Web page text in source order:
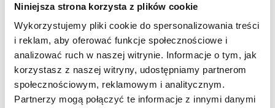
Niniejsza strona korzysta z plików cookie
Wykorzystujemy pliki cookie do spersonalizowania treści
i reklam, aby oferować funkcje społecznościowe i
analizować ruch w naszej witrynie. Informacje o tym, jak
korzystasz z naszej witryny, udostępniamy partnerom
społecznościowym, reklamowym i analitycznym.
Partnerzy mogą połączyć te informacje z innymi danymi
i oszczędza miejsce przy magazynowaniu. Dodatkowe blokada
chroni przed przypadkowym złożeniem,
a nogi zabezpieczone są gumowymi nakładkami chroniącymi
powierzchnię przed zarysowaniem, a stół przed
przesuwaniem się. Rama wykonana jest ze stali malowanej
proszkowo.